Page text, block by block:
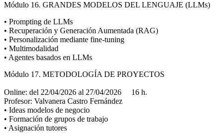
Módulo 16. GRANDES MODELOS DEL LENGUAJE (LLMs)
• Prompting de LLMs
• Recuperación y Generación Aumentada (RAG)
• Personalización mediante fine-tuning
• Multimodalidad
• Agentes basados en LLMs
Módulo 17. METODOLOGÍA DE PROYECTOS
Online: del 22/04/2026 al 27/04/2026 16 h.
Profesor: Valvanera Castro Fernández
• Ideas modelos de negocio
• Formación de grupos de trabajo
• Asignación tutores